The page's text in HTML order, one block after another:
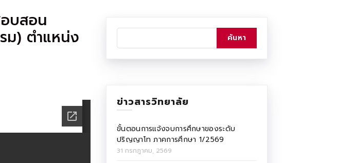
บสอน
ม) ตำแหน่ง
ข่าวสารวิทยาลัย
ขั้นตอนการแจ้งจบการศึกษาของระดับ
ปริญญาโท ภาคการศึกษา 1/2569
31 กรกฎาคม, 2569